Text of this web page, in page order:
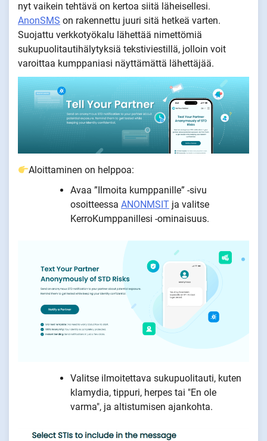
nyt vaikein tehtävä on kertoa siitä läheisellesi.
AnonSMS on rakennettu juuri sitä hetkeä varten.
Suojattu verkkotyökalu lähettää nimettömiä
sukupuolitautihälytyksiä tekstiviestillä, jolloin voit
varoittaa kumppaniasi näyttämättä lähettäjää.
Aloittaminen on helppoa:
Avaa ”Ilmoita kumppanille” -sivu
osoitteessa ANONMSIT ja valitse
KerroKumppanillesi -ominaisuus.
Valitse ilmoitettava sukupuolitauti, kuten
klamydia, tippuri, herpes tai "En ole
varma", ja altistumisen ajankohta.